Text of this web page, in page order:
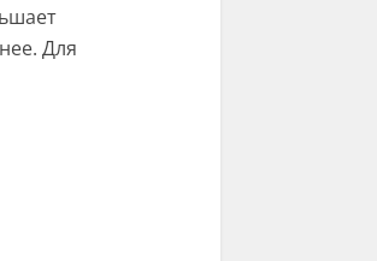
Для